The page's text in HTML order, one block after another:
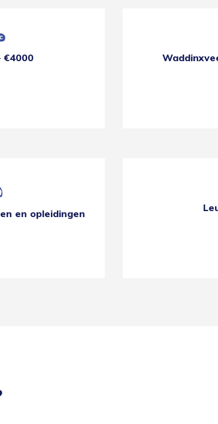
€4000
en opleidingen